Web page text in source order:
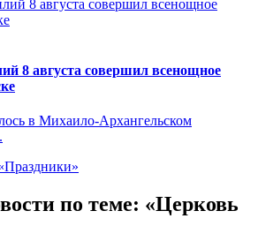
8 августа совершил всенощное
в Михаило-Архангельском
по теме: «Церковь